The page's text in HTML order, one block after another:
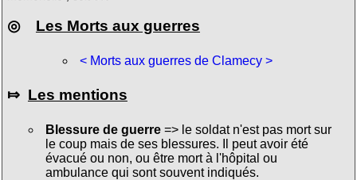
◎ Les Morts aux guerres
< Morts aux guerres de Clamecy >
⤇ Les mentions
Blessure de guerre=> le soldat n'est pas mort sur
le coup mais de ses blessures. Il peut avoir été
évacué ou non, ou être mort à l'hôpital ou
ambulance qui sont souvent indiqués.